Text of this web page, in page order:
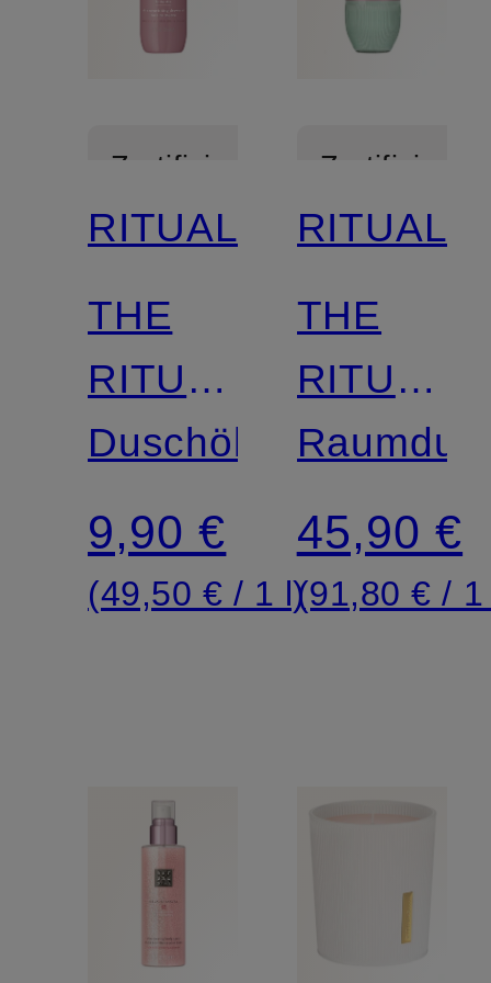
Zertifiziert
RITUALS
THE
RITUAL
OF
SAKURA
Duschöl
9,90 €
(49,50 € / 1 l)
Zertifiziert
RITUALS
THE
RITUAL
OF
SAKURA
REFILL
Raumduft
45,90 €
(91,80 € /